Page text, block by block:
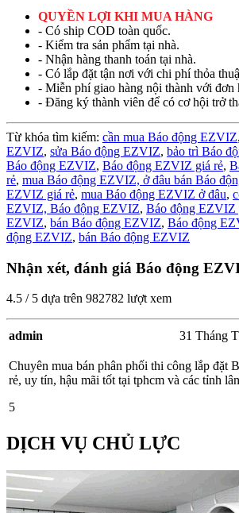
QUYỀN LỢI KHI MUA HÀNG
- Có ship COD toàn quốc.
- Kiểm tra sản phẩm tại nhà.
- Nhận hàng thanh toán tại nhà.
- Có lắp đặt tận nơi với chi phí thỏa
- Miễn phí giao hàng nội thành với đơn
- Đăng ký thành viên để có cơ hội trở
Từ khóa tìm kiếm: cần mua Báo động EZVIZ,
EZVIZ, sửa Báo động EZVIZ, bảo trì Báo
Báo động EZVIZ, Báo động EZVIZ giá rẻ,
rẻ, mua Báo động EZVIZ, ở đâu bán Báo
EZVIZ giá rẻ, mua Báo động EZVIZ ở đâu,
EZVIZ, Báo động EZVIZ, Báo động EZVIZ
EZVIZ, bán Báo động EZVIZ, Báo động
động EZVIZ, bán Báo động EZVIZ
Nhận xét, đánh giá Báo động
4.5 / 5 dựa trên 982782 lượt xem
admin 31 Tháng
Chuyên mua bán phân phối thi công lắp đặt
rẻ, uy tín, hậu mãi tốt tại tphcm và các tỉnh
5
DỊCH VỤ CHỦ LỰC